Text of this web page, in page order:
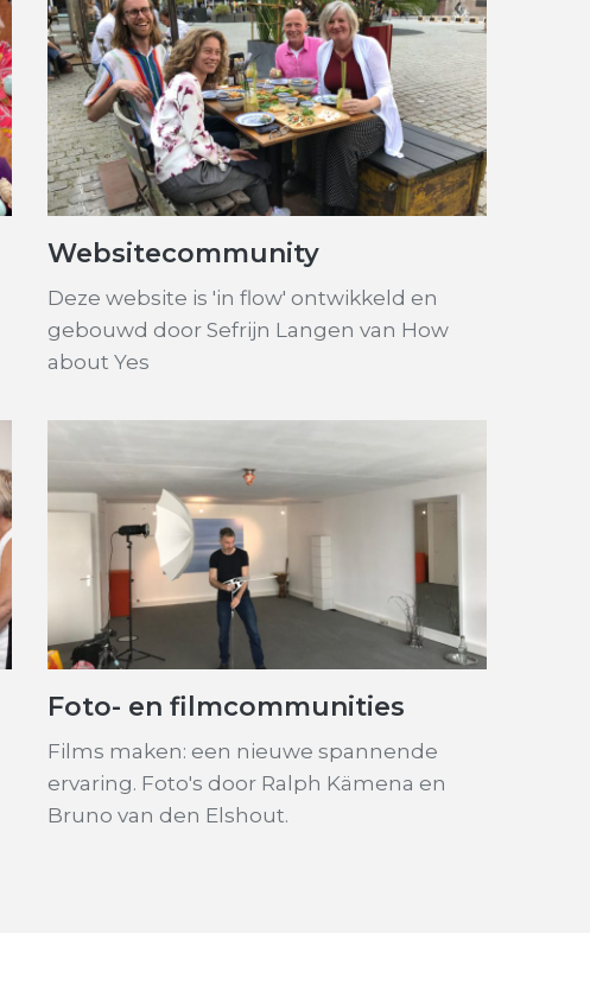
Websitecommunity
Deze website is 'in flow' ontwikkeld en
gebouwd door Sefrijn Langen van How
about Yes
Foto- en filmcommunities
Films maken: een nieuwe spannende
ervaring. Foto's door Ralph Kämena en
Bruno van den Elshout.